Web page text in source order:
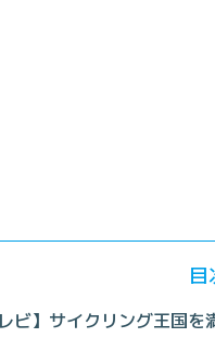
目
ビ】サイクリング王国